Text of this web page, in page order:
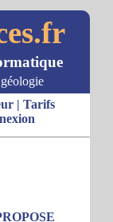
| Tarifs